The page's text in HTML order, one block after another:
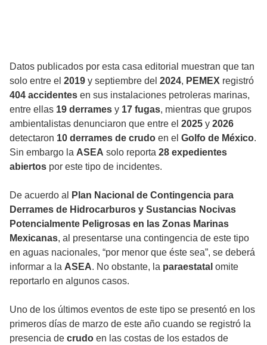
Datos publicados por esta casa editorial muestran que tan
solo entre el 2019 y septiembre del 2024, PEMEX registró
404 accidentes en sus instalaciones petroleras marinas,
entre ellas 19 derrames y 17 fugas, mientras que grupos
ambientalistas denunciaron que entre el 2025 y 2026
detectaron 10 derrames de crudo en el Golfo de México.
Sin embargo la ASEA solo reporta 28 expedientes
abiertos por este tipo de incidentes.
De acuerdo al
Plan Nacional de Contingencia para
Derrames de Hidrocarburos y Sustancias Nocivas
Potencialmente Peligrosas en las Zonas Marinas
Mexicanas, al presentarse una contingencia de este tipo
en aguas nacionales, “por menor que éste sea”, se deberá
informar a la ASEA. No obstante, la paraestatal omite
reportarlo en algunos casos.
Uno de los últimos eventos de este tipo se presentó en los
primeros días de marzo de este año cuando se registró la
presencia de crudo en las costas de los estados de